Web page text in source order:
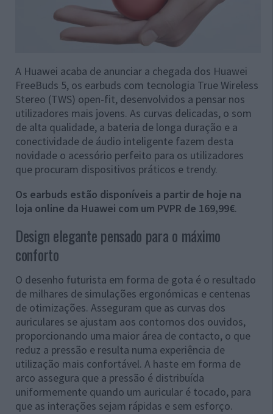
A Huawei acaba de anunciar a chegada dos Huawei
FreeBuds 5, os earbuds com tecnologia True Wireless
Stereo (TWS) open-fit, desenvolvidos a pensar nos
utilizadores mais jovens. As curvas delicadas, o som
de alta qualidade, a bateria de longa duração e a
conectividade de áudio inteligente fazem desta
novidade o acessório perfeito para os utilizadores
que procuram dispositivos práticos e trendy.
Os earbuds estão disponíveis a partir de hoje na
loja online da Huawei com um PVPR de 169,99€.
Design elegante pensado para o máximo
conforto
O desenho futurista em forma de gota é o resultado
de milhares de simulações ergonómicas e centenas
de otimizações. Asseguram que as curvas dos
auriculares se ajustam aos contornos dos ouvidos,
proporcionando uma maior área de contacto, o que
reduz a pressão e resulta numa experiência de
utilização mais confortável. A haste em forma de
arco assegura que a pressão é distribuída
uniformemente quando um auricular é tocado, para
que as interações sejam rápidas e sem esforço.